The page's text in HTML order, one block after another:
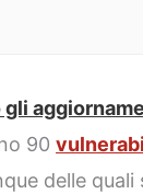
90
delle quali